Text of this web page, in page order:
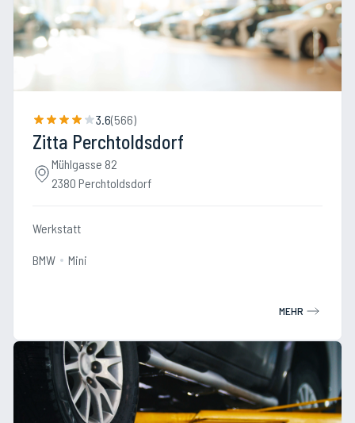
3.6(566)
Zitta Perchtoldsdorf
Mühlgasse 82
2380 Perchtoldsdorf
Werkstatt
BMW Mini
MEHR